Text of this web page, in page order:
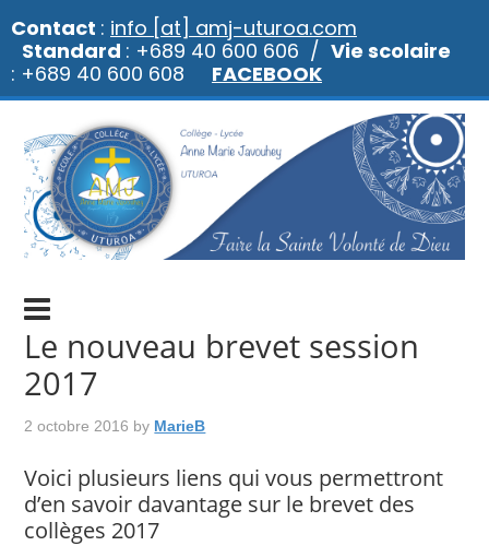
Le nouveau brevet session
2017
2 octobre 2016 by MarieB
Voici plusieurs liens qui vous permettront
d’en savoir davantage sur le brevet des
collèges 2017
Contact : info [at] amj-uturoa.com
Standard : +689 40 600 606 / Vie scolaire
: +689 40 600 608 FACEBOOK